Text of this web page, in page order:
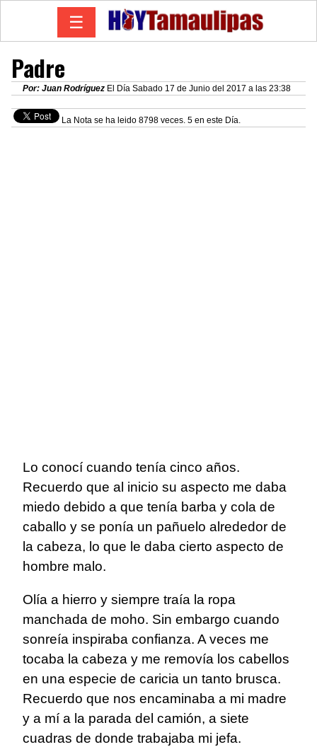
☰
Padre
Por: Juan Rodríguez El Día Sabado 17 de Junio del 2017 a las 23:38
La Nota se ha leido 8798 veces. 5 en este Día.
Lo conocí cuando tenía cinco años.
Recuerdo que al inicio su aspecto me daba
miedo debido a que tenía barba y cola de
caballo y se ponía un pañuelo alrededor de
la cabeza, lo que le daba cierto aspecto de
hombre malo.
Olía a hierro y siempre traía la ropa
manchada de moho. Sin embargo cuando
sonreía inspiraba confianza. A veces me
tocaba la cabeza y me removía los cabellos
en una especie de caricia un tanto brusca.
Recuerdo que nos encaminaba a mi madre
y a mí a la parada del camión, a siete
cuadras de donde trabajaba mi jefa.